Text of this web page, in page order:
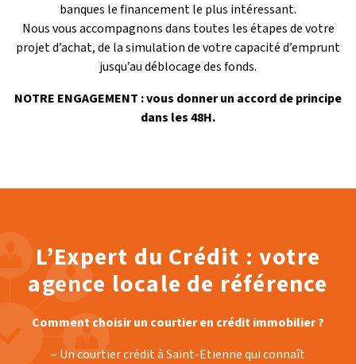
banques le financement le plus intéressant.
Nous vous accompagnons dans toutes les étapes de votre
projet d’achat, de la simulation de votre capacité d’emprunt
jusqu’au déblocage des fonds.
NOTRE ENGAGEMENT : vous donner un accord de principe
dans les 48H.
L’Expert du Crédit : votre
agence locale de référence
Comment choisir un courtier en crédit immobilier ?
– Un courtier crédit à Saint-Etienne qui connaît